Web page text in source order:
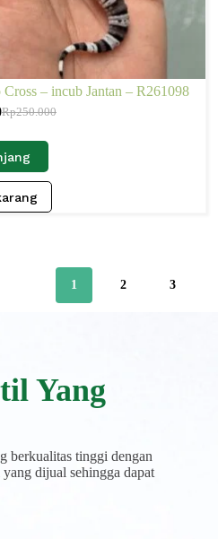
– incub Jantan – R261098
Rp250.000
1 2 3
Yang
berkualitas tinggi dengan
dijual sehingga dapat